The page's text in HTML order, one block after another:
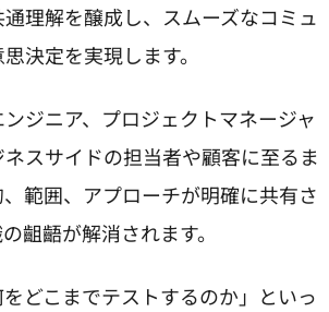
理解を醸成し、スムーズなコミュ
決定を実現します。
ジニア、プロジェクトマネージャ
スサイドの担当者や顧客に至るま
範囲、アプローチが明確に共有さ
齟齬が解消されます。
どこまでテストするのか」といっ